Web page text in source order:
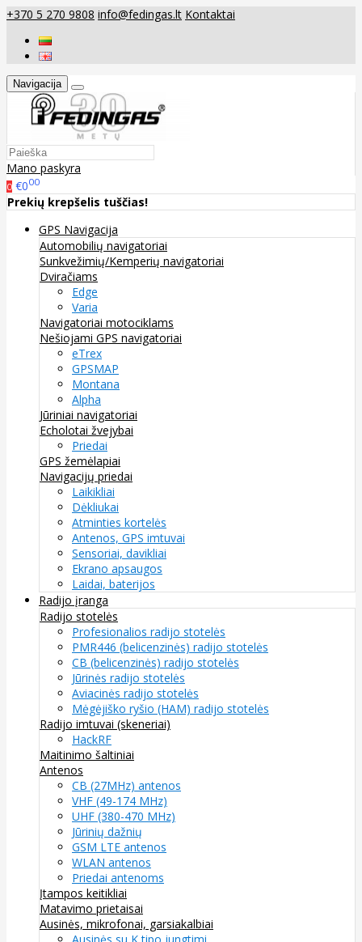
+370 5 270 9808 info@fedingas.lt Kontaktai
Navigacija
Mano paskyra
0 €000
Prekių krepšelis tuščias!
GPS Navigacija
Automobilių navigatoriai
Sunkvežimių/Kemperių navigatoriai
Dviračiams
Edge
Varia
Navigatoriai motociklams
Nešiojami GPS navigatoriai
eTrex
GPSMAP
Montana
Alpha
Jūriniai navigatoriai
Echolotai žvejybai
Priedai
GPS žemėlapiai
Navigacijų priedai
Laikikliai
Dėkliukai
Atminties kortelės
Antenos, GPS imtuvai
Sensoriai, davikliai
Ekrano apsaugos
Laidai, baterijos
Radijo įranga
Radijo stotelės
Profesionalios radijo stotelės
PMR446 (belicenzinės) radijo stotelės
CB (belicenzinės) radijo stotelės
Jūrinės radijo stotelės
Aviacinės radijo stotelės
Mėgėjiško ryšio (HAM) radijo stotelės
Radijo imtuvai (skeneriai)
HackRF
Maitinimo šaltiniai
Antenos
CB (27MHz) antenos
VHF (49-174 MHz)
UHF (380-470 MHz)
Jūrinių dažnių
GSM LTE antenos
WLAN antenos
Priedai antenoms
Įtampos keitikliai
Matavimo prietaisai
Ausinės, mikrofonai, garsiakalbiai
Ausinės su K tipo jungtimi